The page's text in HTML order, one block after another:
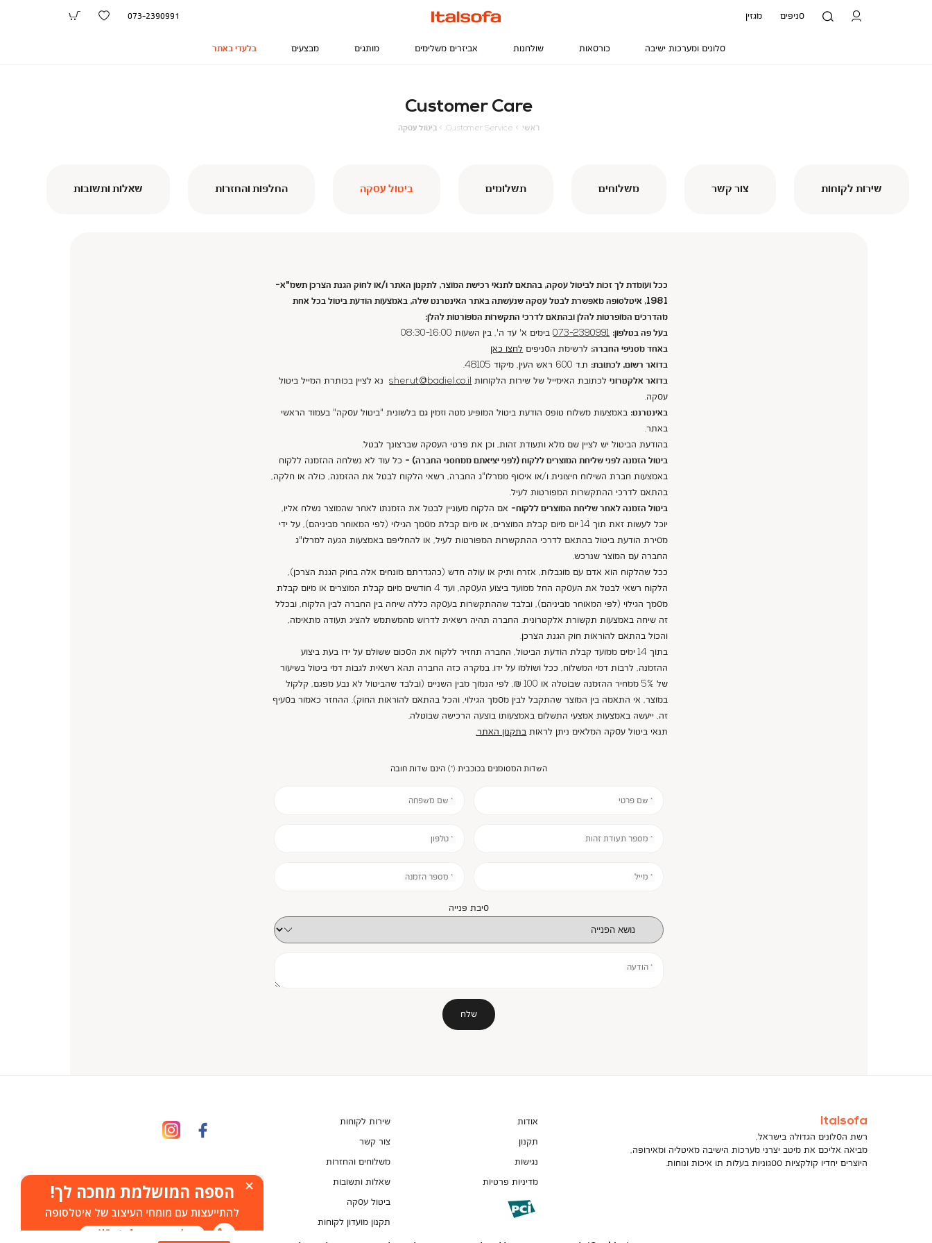
סניפים מגזין 073-2390991
סלונים ומערכות ישיבה כורסאות שולחנות אביזרים משלימים מותגים מבצעים בלעדי באתר
Customer Care
ראשי ראשי
Customer Service
Customer
ביטול עסקהביטול
שירות לקוחות צור קשר משלוחים תשלומים ביטול עסקה החלפות והחזרות שאלות ותשובות
ככל ועומדת לך זכות לביטול עסקה, בהתאם לתנאי רכישת המוצר, לתקנון האתר ו/או לחוק הגנת הצרכן תשמ"א-
1981, איטלסופה מאפשרת לבטל עסקה שנעשתה באתר האינטרנט שלה, באמצעות הודעת ביטול בכל אחת
מהדרכים המופרטות להלן ובהתאם לדרכי התקשרות המפורטות להלן:
בעל פה בטלפון: 073-2390991בימים א' עד ה', בין השעות 08:30-16:00
באחד מסניפי החברה: לרשימת הסניפים לחצו כאן
בדואר רשום, לכתובת: ת.ד 600 ראש העין, מיקוד 48105.
בדואר אלקטרונילכתובת האימייל של שירות הלקוחות sherut@badiel.co.ilנא לציין בכותרת המייל ביטול
עסקה.
באינטרנט: באמצעות משלוח טופס הודעת ביטול המופיע מטה וזמין גם בלשונית "ביטול עסקה" בעמוד הראשי
באתר.
בהודעת הביטול יש לציין שם מלא ותעודת זהות, וכן את פרטי העסקה שברצונך לבטל.
ביטול הזמנה לפני שליחת המוצרים ללקוח (לפני יציאתם ממחסני החברה) - כל עוד לא נשלחה ההזמנה ללקוח
באמצעות חברת השילוח חיצונית ו/או איסוף ממרלו"ג החברה, רשאי הלקוח לבטל את ההזמנה, כולה או חלקה,
בהתאם לדרכי ההתקשרות המפורטות לעיל.
ביטול הזמנה לאחר שליחת המוצרים ללקוח- אם הלקוח מעוניין לבטל את הזמנתו לאחר שהמוצר נשלח אליו,
יוכל לעשות זאת תוך 14 יום מיום קבלת המוצרים, או מיום קבלת מסמך הגילוי (לפי המאוחר מביניהם), על ידי
מסירת הודעת ביטול בהתאם לדרכי ההתקשרות המפורטות לעיל, או להחליפם באמצעות הגעה למרלו"ג
החברה עם המוצר שנרכש.
ככל שהלקוח הוא אדם עם מוגבלות, אזרח ותיק או עולה חדש (כהגדרתם מונחים אלה בחוק הגנת הצרכן),
הלקוח רשאי לבטל את העסקה החל ממועד ביצוע העסקה, ועד 4 חודשים מיום קבלת המוצרים או מיום קבלת
מסמך הגילוי (לפי המאוחר מביניהם), ובלבד שההתקשרות בעסקה כללה שיחה בין החברה לבין הלקוח, ובכלל
זה שיחה באמצעות תקשורת אלקטרונית. החברה תהיה רשאית לדרוש מהמשתמש להציג תעודה מתאימה,
והכול בהתאם להוראות חוק הגנת הצרכן.
בתוך 14 ימים ממועד קבלת הודעת הביטול, החברה תחזיר ללקוח את הסכום ששולם על ידו בעת ביצוע
ההזמנה, לרבות דמי המשלוח, ככל ושולמו על ידו. במקרה כזה החברה תהא רשאית לגבות דמי ביטול בשיעור
של 5% ממחיר ההזמנה שבוטלה או 100 ₪, לפי הנמוך מבין השניים (ובלבד שהביטול לא נבע מפגם, קלקול
במוצר, אי התאמה בין המוצר שהתקבל לבין מסמך הגילוי, והכל בהתאם להוראות החוק). ההחזר כאמור בסעיף
זה, ייעשה באמצעות אמצעי התשלום באמצעותו בוצעה הרכישה שבוטלה.
תנאי ביטול עסקה המלאים ניתן לראות בתקנון האתר.
השדות המסומנים בכוכבית (*) הינם שדות חובה
* שם פרטי * שם משפחה
* מספר תעודת זהות * טלפון
* מייל * מספר הזמנה
סיבת פנייה
* הודעה
שלח
Italsofa
רשת הסלונים הגדולה בישראל,
מביאה אליכם את מיטב יצרני מערכות הישיבה מאיטליה ומאירופה,
היוצרים יחדיו קולקציות ססגוניות בעלות תו איכות ונוחות.
אודות
תקנון
נגישות
מדיניות פרטיות
שירות לקוחות
צור קשר
משלוחים והחזרות
שאלות ותשובות
ביטול עסקה
תקנון מועדון לקוחות
הספה המושלמת מחכה לך!
להתייעצות עם מומחי העיצוב של איטלסופה
לשיחה ב-WhatsApp